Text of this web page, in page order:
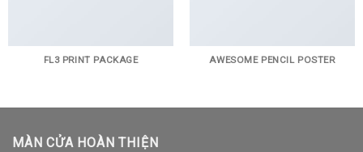
FL3 PRINT PACKAGE AWESOME PENCIL POSTER
MÀN CỬA HOÀN THIỆN